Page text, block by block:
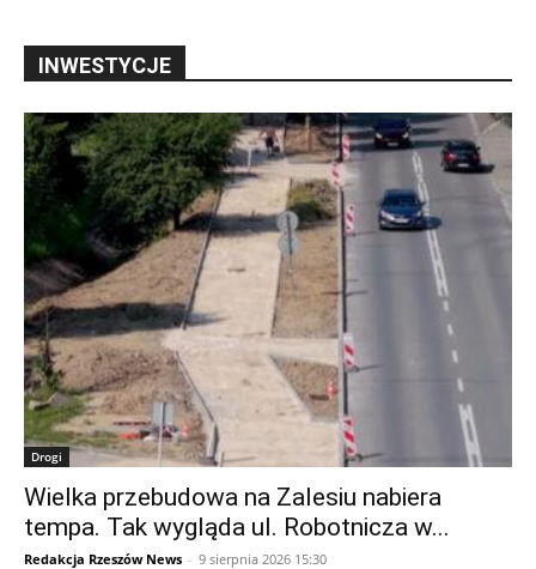
INWESTYCJE
Drogi
Wielka przebudowa na Zalesiu nabiera
tempa. Tak wygląda ul. Robotnicza w...
Redakcja Rzeszów News - 9 sierpnia 2026 15:30